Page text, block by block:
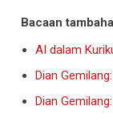
Bacaan
AI dalam
Dian
Dian